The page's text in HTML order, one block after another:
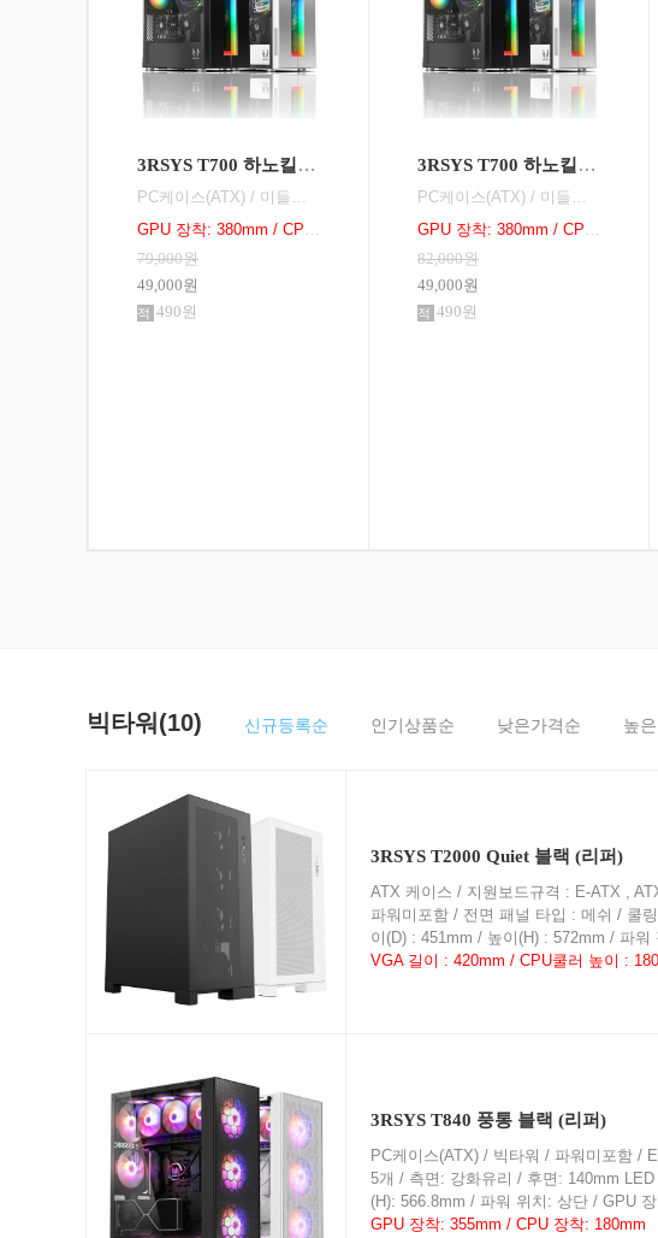
3RSYS T700 하노킬 블랙 (변심) 새상품과 동일한 특A급 상품
79,000원
49,000원
490원
3RSYS T700 하노킬 화이트 (변심) 새상품과 동일한 특A급 상품
82,000원
49,000원
490원
빅타워(10) 신규등록순 인기상품순 낮은가격순 높
3RSYS T2000 Quiet 블랙 (리퍼)
ATX 케이스 / 지원보드규격 : E-ATX ,
파워미포함 / 전면 패널 타입 : 메쉬 / 쿨
이(D) : 451mm / 높이(H) : 572mm / 파
VGA 길이 : 420mm / CPU쿨러 높이 :
3RSYS T840 풍통 블랙 (리퍼)
PC케이스(ATX) / 빅타워 / 파워미포함 /
5개 / 측면: 강화유리 / 후면: 140mm
(H): 566.8mm / 파워 위치: 상단 / GPU
GPU 장착: 355mm / CPU 장착: 180mm